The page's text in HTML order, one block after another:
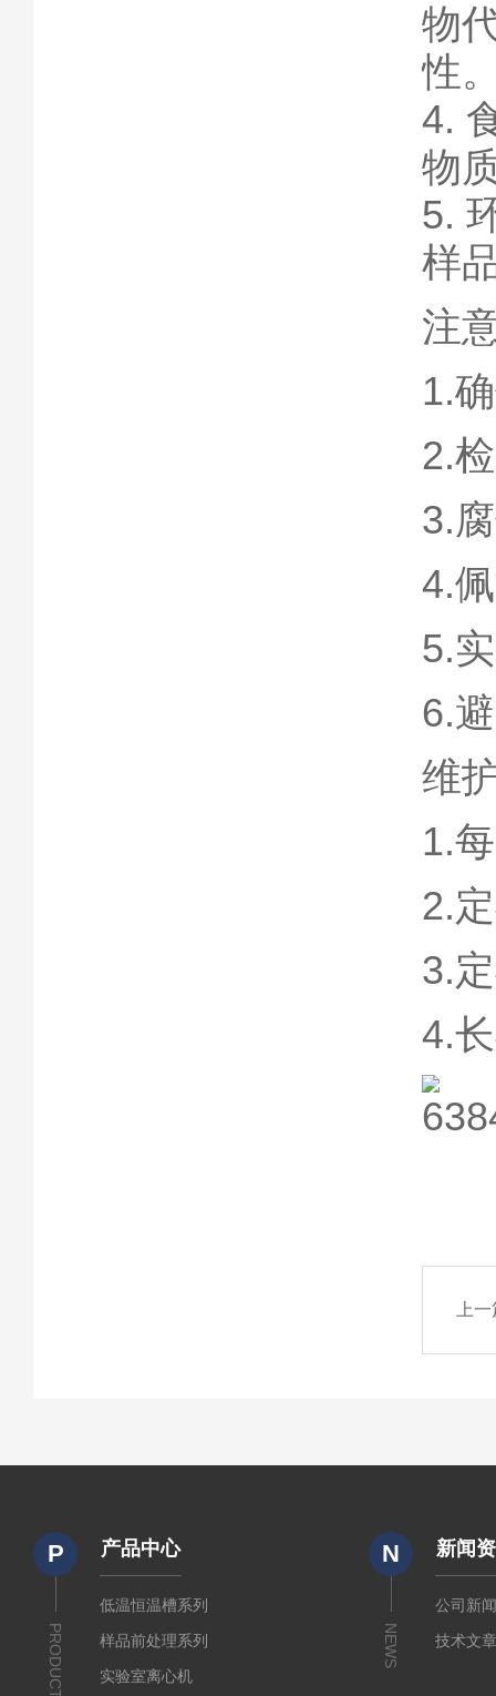
物
性
4.
物
5.
样
注
1.
2.
3.
4.
5.
6.
维
1.
2.
3.
4.
上
P
PRODUCTS
产品中心
低温恒温槽系列
样品前处理系列
实验室离心机
N
NEWS
新闻
公司新
技术文